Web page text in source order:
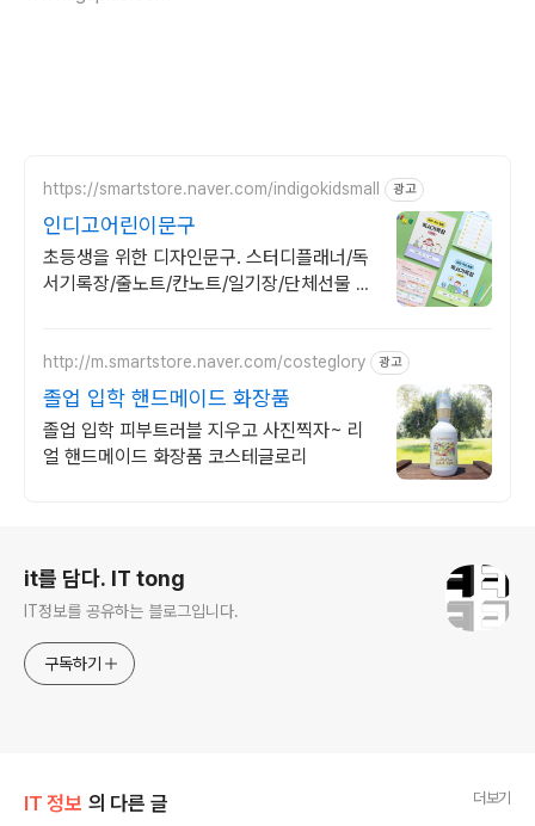
https://smartstore.naver.com/indigokidsmall 광고
인디고어린이문구
초등생을 위한 디자인문구. 스터디플래너/독
서기록장/줄노트/칸노트/일기장/단체선물 어
http://m.smartstore.naver.com/costeglory 광고
졸업 입학 핸드메이드 화장품
졸업 입학 피부트러블 지우고 사진찍자~ 리
얼 핸드메이드 화장품 코스테글로리
it를 담다. IT tong
IT정보를 공유하는 블로그입니다.
구독하기
IT 정보 의 다른 글 더보기